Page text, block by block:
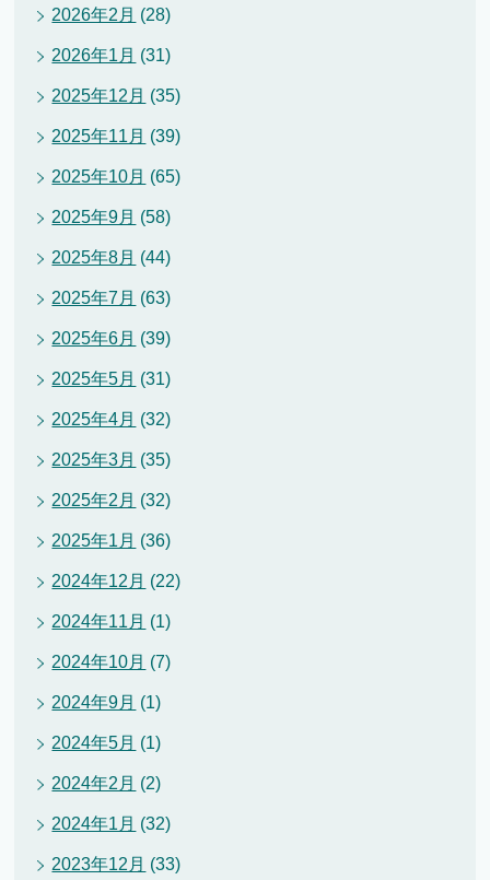
2026年2月 (28)
2026年1月 (31)
2025年12月 (35)
2025年11月 (39)
2025年10月 (65)
2025年9月 (58)
2025年8月 (44)
2025年7月 (63)
2025年6月 (39)
2025年5月 (31)
2025年4月 (32)
2025年3月 (35)
2025年2月 (32)
2025年1月 (36)
2024年12月 (22)
2024年11月 (1)
2024年10月 (7)
2024年9月 (1)
2024年5月 (1)
2024年2月 (2)
2024年1月 (32)
2023年12月 (33)